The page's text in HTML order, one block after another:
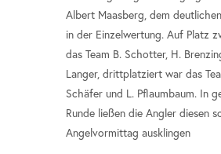
Albert Maasberg, dem
in der Einzelwertung. Auf Platz
das Team B. Schotter, H.
Langer, drittplatziert war das
Schäfer und L. Pflaumbaum. In
Runde ließen die Angler diesen
Angelvormittag ausklingen